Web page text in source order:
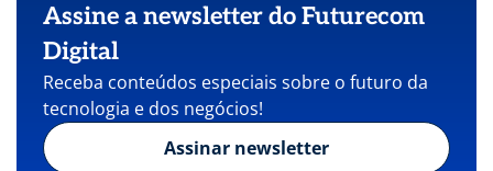
Assine a newsletter do Futurecom
Digital
Receba conteúdos especiais sobre o futuro da
tecnologia e dos negócios!
Assinar newsletter